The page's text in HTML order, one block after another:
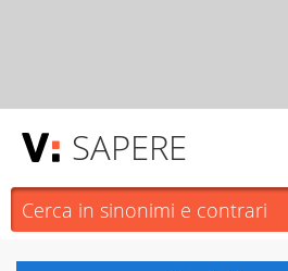
SAPERE